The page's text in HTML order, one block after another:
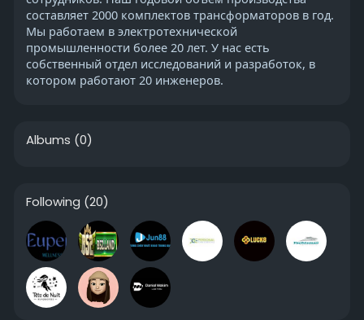
составляет 2000 комплектов трансформаторов в год.
Мы работаем в электротехнической
промышленности более 20 лет. У нас есть
собственный отдел исследований и разработок, в
котором работают 20 инженеров.
Albums (0)
Following (20)